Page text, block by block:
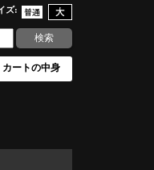
ズ:
カートの中身